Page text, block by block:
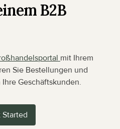
B2B
mit Ihrem
Sie Bestellungen und
Geschäftskunden.
Started